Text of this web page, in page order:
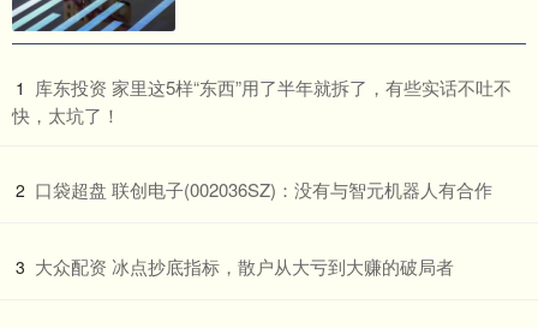
1
​库东投资 家里这5样“东西”用了半年就拆了，有些实话不吐不
快，太坑了！
2 ​口袋超盘 联创电子(002036SZ)：没有与智元机器人有合作
3 ​大众配资 冰点抄底指标，散户从大亏到大赚的破局者